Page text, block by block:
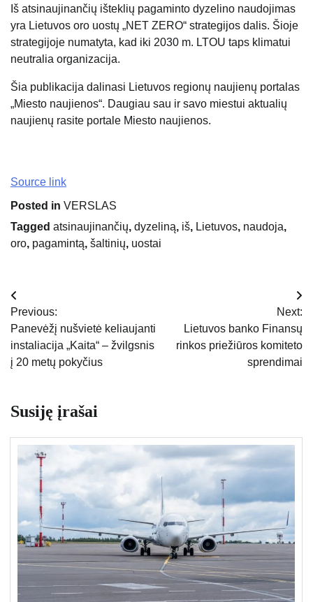
Iš atsinaujinančių išteklių pagaminto dyzelino naudojimas
yra Lietuvos oro uostų „NET ZERO“ strategijos dalis. Šioje
strategijoje numatyta, kad iki 2030 m. LTOU taps klimatui
neutralia organizacija.
Šia publikacija dalinasi Lietuvos regionų naujienų portalas
„Miesto naujienos“. Daugiau sau ir savo miestui aktualių
naujienų rasite portale Miesto naujienos.
Source link
Posted in VERSLAS
Tagged atsinaujinančių, dyzeliną, iš, Lietuvos, naudoja,
oro, pagamintą, šaltinių, uostai
Navigacija
tarp
įrašų
Previous:
Panevėžį nušvietė keliaujanti
instaliacija „Kaita“ – žvilgsnis
į 20 metų pokyčius
Next:
Lietuvos banko Finansų
rinkos priežiūros komiteto
sprendimai
Susiję įrašai